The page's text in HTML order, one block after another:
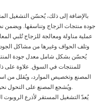
بالإضافة إلى ذلك، يُحسّن التشغيل
جودة منتجات الزجاج وتناسقها. ويضمن
عملية مناولة ومعالجة للزجاج تُلبي
وتلف الحواف وغيرها من مشاكل
يُحسّن بشكل شامل معدل جودة
للمنتجات في السوق. علاوة على
المصنع وتخصيص الموارد، ويُقلل من
ويُشجع المصنع على التحول نحو تشغيل أكثر كفاءة ودقة وأقل انبعاثًا للكربون.
يُعدّ التشغيل المستقر لأذرع الروبوت